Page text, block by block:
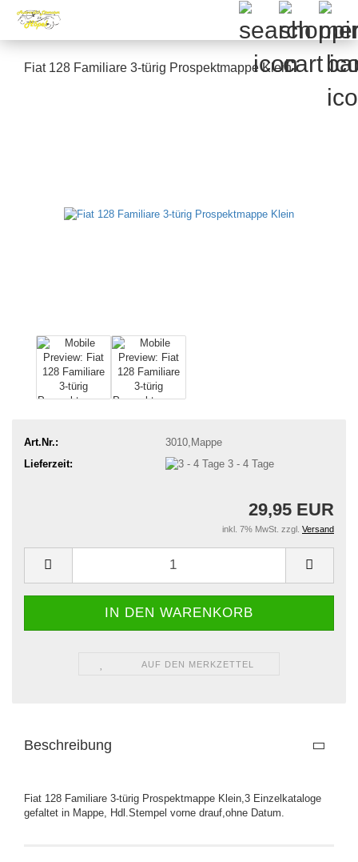
Fiat 128 Familiare 3-türig Prospektmappe Klein
Art.Nr.:
3010,Mappe
Lieferzeit:
3 - 4 Tage
29,95 EUR
inkl. 7% MwSt. zzgl. Versand
AUF DEN MERKZETTEL
Beschreibung
Fiat 128 Familiare 3-türig Prospektmappe Klein,3 Einzelkataloge
gefaltet in Mappe, Hdl.Stempel vorne drauf,ohne Datum.